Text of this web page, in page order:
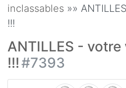
inclassables »»
!!!
ANTILLES -
!!!#7393